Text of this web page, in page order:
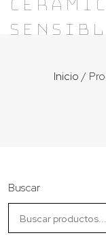
Skip
Inicio /
Buscar